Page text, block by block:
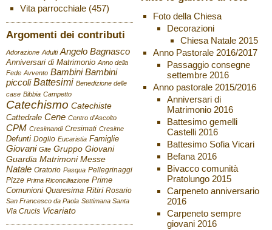
Vita parrocchiale(457)
Argomenti dei contributi
Adorazione Adulti Angelo Bagnasco
Anniversari di Matrimonio Anno della
Fede Avvento Bambini Bambini
piccoli Battesimi Benedizione delle
case Bibbia Campetto
Catechismo Catechiste
Cattedrale Cene Centro d'Ascolto
CPM Cresimandi Cresimati Cresime
Defunti Doglio Eucaristia Famiglie
Giovani Gite Gruppo Giovani
Guardia Matrimoni Messe
Natale Oratorio Pasqua Pellegrinaggi
Pizze Prima Riconciliazione Prime
Comunioni Quaresima Ritiri Rosario
San Francesco da Paola Settimana Santa
Via Crucis Vicariato
Foto della Chiesa
Decorazioni
Chiesa Natale 2015
Anno Pastorale 2016/2017
Passaggio consegne
settembre 2016
Anno pastorale 2015/2016
Anniversari di
Matrimonio 2016
Battesimo gemelli
Castelli 2016
Battesimo Sofia Vicari
Befana 2016
Bivacco comunità
Pratolungo 2015
Carpeneto anniversario
2016
Carpeneto sempre
giovani 2016